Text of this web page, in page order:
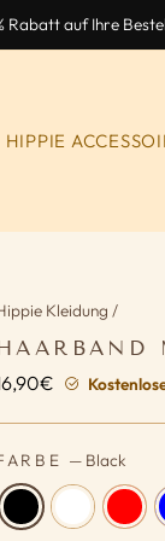
Rabatt auf Ihre
HIPPIE
Kleidung /
Normaler
— Black